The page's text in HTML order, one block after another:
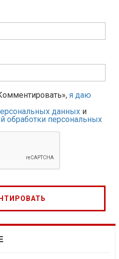
я даю
данных и
обработки персональных